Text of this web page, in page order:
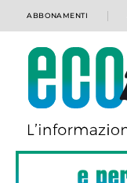
ABBONAMENTI